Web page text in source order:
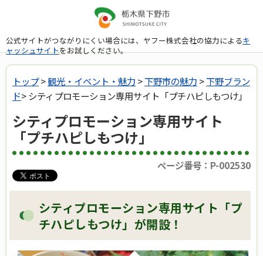
公式サイトがつながりにくい場合には、ヤフー株式会社の協力によるキ
ャッシュサイトをお試しください。
トップ>観光・イベント・魅力 >下野市の魅力 >下野ブラン
ド> シティプロモーション専用サイト「プチハピしもつけ」
シティプロモーション専用サイト
「プチハピしもつけ」
ページ番号：P-002530
シティプロモーション専用サイト「プ
チハピしもつけ」が開設！